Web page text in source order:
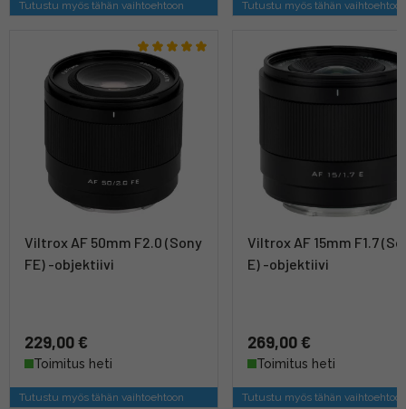
Tutustu myös tähän vaihtoehtoon Tutustu myös tähän
Viltrox AF 50mm F2.0 (Sony
FE) -objektiivi
229,00 €
Toimitus heti
Tutustu myös tähän vaihtoehtoon
Viltrox AF 15mm F1.7
E) -objektiivi
269,00 €
Toimitus heti
Tutustu myös tähän